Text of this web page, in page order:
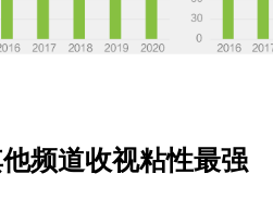
道收视粘性最强